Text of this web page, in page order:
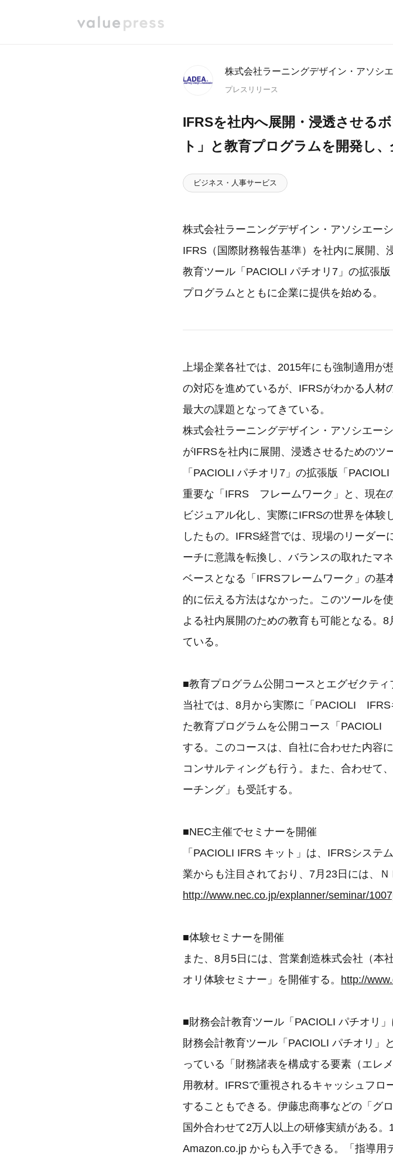
株式会社ラーニングデザイン・アソシ
プレスリリース
IFRSを社内へ展開・浸透させる
ト」と教育プログラムを開発し
ビジネス・人事サービス
株式会社ラーニングデザイン・アソシエー
IFRS（国際財務報告基準）を社内に展開
教育ツール「PACIOLI パチオリ7」の拡張
プログラムとともに企業に提供を始める。
上場企業各社では、2015年にも強制適用が
の対応を進めているが、IFRSがわかる人材
最大の課題となってきている。
株式会社ラーニングデザイン・アソシエ
がIFRSを社内に展開、浸透させるためのツ
「PACIOLI パチオリ7」の拡張版「
重要な「IFRS フレームワーク」と、現在
ビジュアル化し、実際にIFRSの世界を体
したもの。IFRS経営では、現場のリーダ
ーチに意識を転換し、バランスの取れたマ
ベースとなる「IFRSフレームワーク」の基
的に伝える方法はなかった。このツールを
よる社内展開のための教育も可能となる。
ている。
■教育プログラム公開コースとエグゼクティ
当社では、8月から実際に「PACIOLI
た教育プログラムを公開コース「PACIOLI
する。このコースは、自社に合わせた内容
コンサルティングも行う。また、合わせ
ーチング」も受託する。
■NEC主催でセミナーを開催
「PACIOLI IFRS キット」は、IFRSシステ
業からも注目されており、7月23日には、Ｎ
http://www.nec.co.jp/explanner/seminar/
■体験セミナーを開催
また、8月5日には、営業創造株式会社（
オリ体験セミナー」を開催する。 http://
■財務会計教育ツール「PACIOLI パチオリ
財務会計教育ツール「PACIOLI パチオリ」
っている「財務諸表を構成する要素（エレ
用教材。IFRSで重視されるキャッシュフロ
することもできる。伊藤忠商事などの「グ
国外合わせて2万人以上の研修実績がある
Amazon.co.jp からも入手できる。「指導用